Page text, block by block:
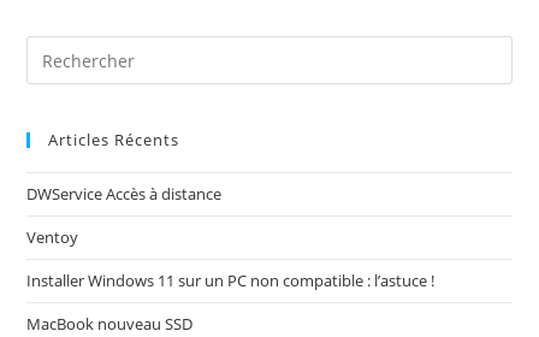
Articles Récents
DWService Accès à distance
Ventoy
Installer Windows 11 sur un PC non compatible : l’astuce !
MacBook nouveau SSD